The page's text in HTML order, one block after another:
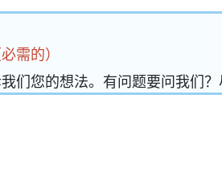
必需的）
们您的想法。有问题要问我们